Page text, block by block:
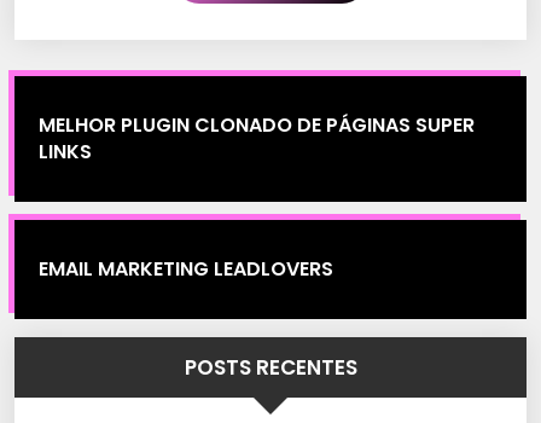
MELHOR PLUGIN CLONADO DE PÁGINAS SUPER
LINKS
EMAIL MARKETING LEADLOVERS
POSTS RECENTES